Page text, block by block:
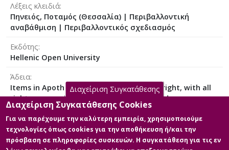
Λέξεις κλειδιά
Πηνειός, Ποταμός (Θεσσαλία) | Περιβαλλοντική
αναβάθμιση | Περιβαλλοντικός σχεδιασμός
Εκδότης
Hellenic Open University
Άδεια
Items in Apothesis are protected by copyright, with all
rights reserved, unless otherwise indicated.
Κύρια Αρχεία Διατριβής
Διαχείριση Συγκατάθεσης
Διαχείριση Συγκατάθεσης Cookies
Για να παρέχουμε την καλύτερη εμπειρία, χρησιμοποιούμε
τεχνολογίες όπως cookies για την αποθήκευση ή/και την
πρόσβαση σε πληροφορίες συσκευών. Η συγκατάθεση για τις εν